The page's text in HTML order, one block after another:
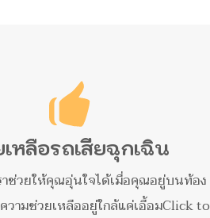
เหลือรถเสียฉุกเฉิน
าช่วยให้คุณอุ่นใจได้เมื่อคุณอยู่บนท้อง
วามช่วยเหลืออยู่ใกล้แค่เอื้อมClick to